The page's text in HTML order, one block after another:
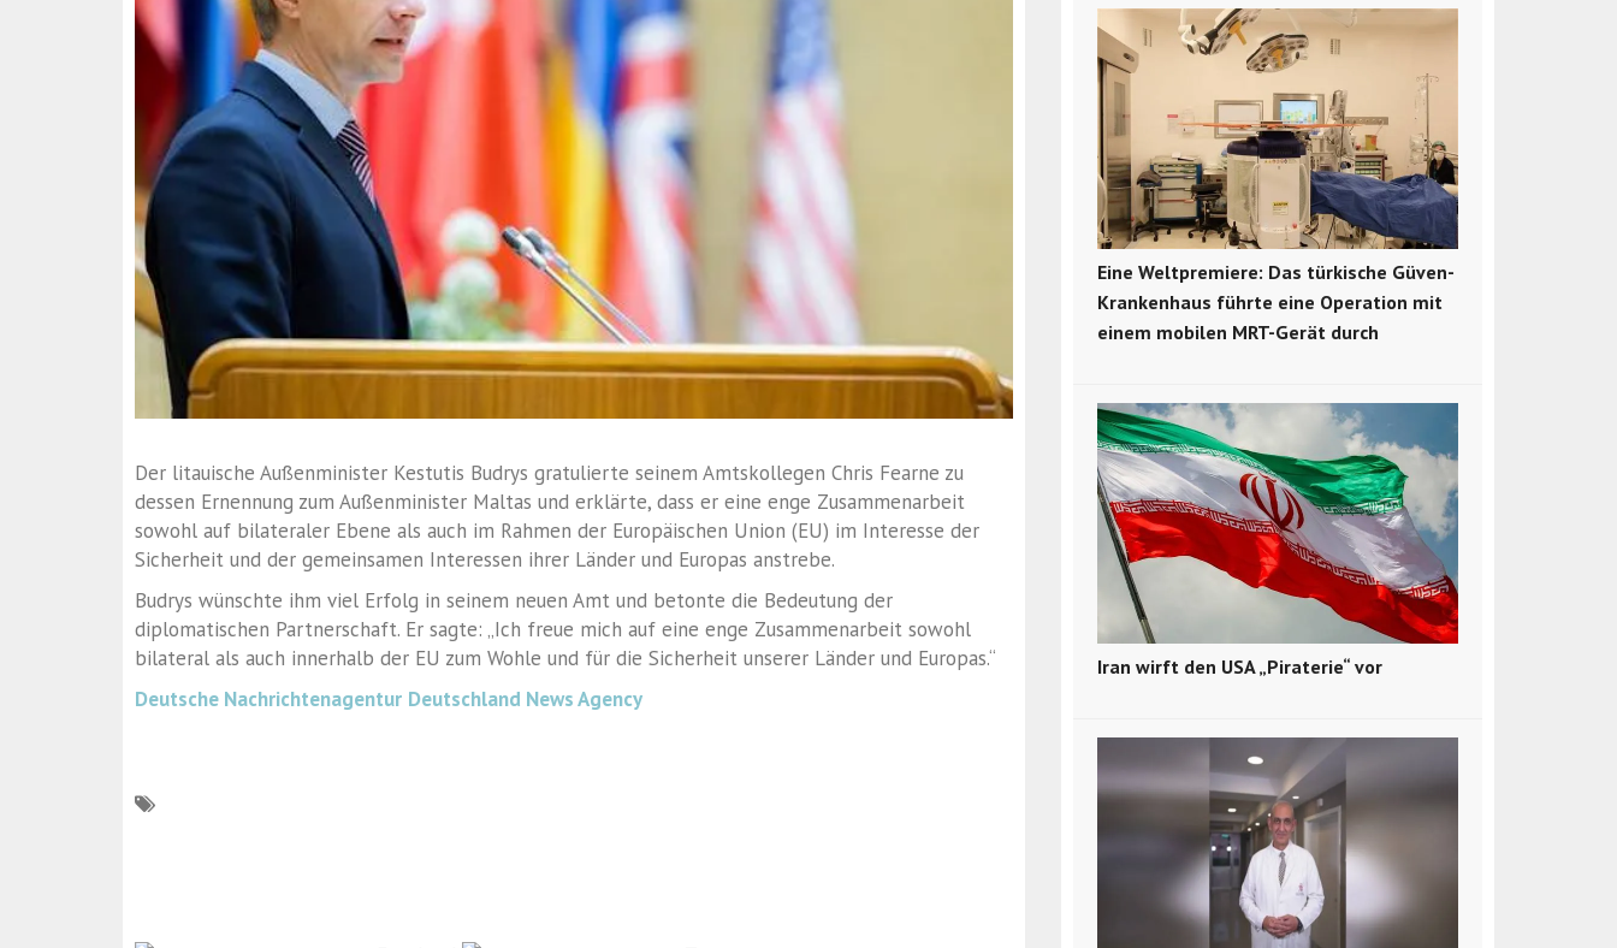
Der litauische Außenminister Kestutis Budrys gratulierte seinem Amtskollegen Chris Fearne zu
dessen Ernennung zum Außenminister Maltas und erklärte, dass er eine enge Zusammenarbeit
sowohl auf bilateraler Ebene als auch im Rahmen der Europäischen Union (EU) im Interesse der
Sicherheit und der gemeinsamen Interessen ihrer Länder und Europas anstrebe.
Budrys wünschte ihm viel Erfolg in seinem neuen Amt und betonte die Bedeutung der
diplomatischen Partnerschaft. Er sagte: „Ich freue mich auf eine enge Zusammenarbeit sowohl
bilateral als auch innerhalb der EU zum Wohle und für die Sicherheit unserer Länder und Europas.“
Deutsche Nachrichtenagentur Deutschland News Agency
Eine Weltpremiere: Das türkische Güven-
Krankenhaus führte eine Operation mit
einem mobilen MRT-Gerät durch
Iran wirft den USA „Piraterie“ vor